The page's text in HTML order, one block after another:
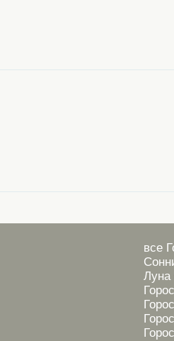
все
Луна